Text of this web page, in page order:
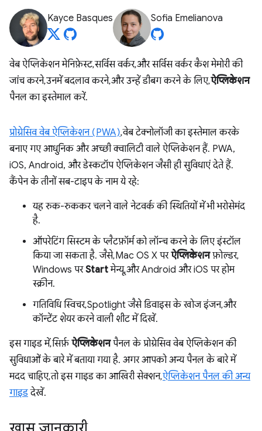
Kayce Basques Sofia Emelianova
वेब ऐप्लिकेशन मेनिफ़ेस्ट, सर्विस वर्कर, और सर्विस वर्कर कैश मेमोरी की
जांच करने, उनमें बदलाव करने, और उन्हें डीबग करने के लिए,ऐप्लिकेशन
पैनल का इस्तेमाल करें.
प्रोग्रेसिव वेब ऐप्लिकेशन (PWA), वेब टेक्नोलॉजी का इस्तेमाल करके
बनाए गए आधुनिक और अच्छी क्वालिटी वाले ऐप्लिकेशन हैं. PWA,
iOS, Android, और डेस्कटॉप ऐप्लिकेशन जैसी ही सुविधाएं देते हैं.
कैंपेन के तीनों सब-टाइप के नाम ये रहे:
यह रुक-रुककर चलने वाले नेटवर्क की स्थितियों में भी भरोसेमंद
है.
ऑपरेटिंग सिस्टम के प्लैटफ़ॉर्म को लॉन्च करने के लिए इंस्टॉल
किया जा सकता है. जैसे, Mac OS X परऐप्लिकेशनफ़ोल्डर,
Windows परStartमेन्यू, और Android और iOS पर होम
स्क्रीन.
गतिविधि स्विचर, Spotlight जैसे डिवाइस के खोज इंजन, और
कॉन्टेंट शेयर करने वाली शीट में दिखें.
इस गाइड में, सिर्फ़ऐप्लिकेशनपैनल के प्रोग्रेसिव वेब ऐप्लिकेशन की
सुविधाओं के बारे में बताया गया है. अगर आपको अन्य पैनल के बारे में
मदद चाहिए, तो इस गाइड का आखिरी सेक्शन,ऐप्लिकेशन पैनल की अन्य
गाइडदेखें.